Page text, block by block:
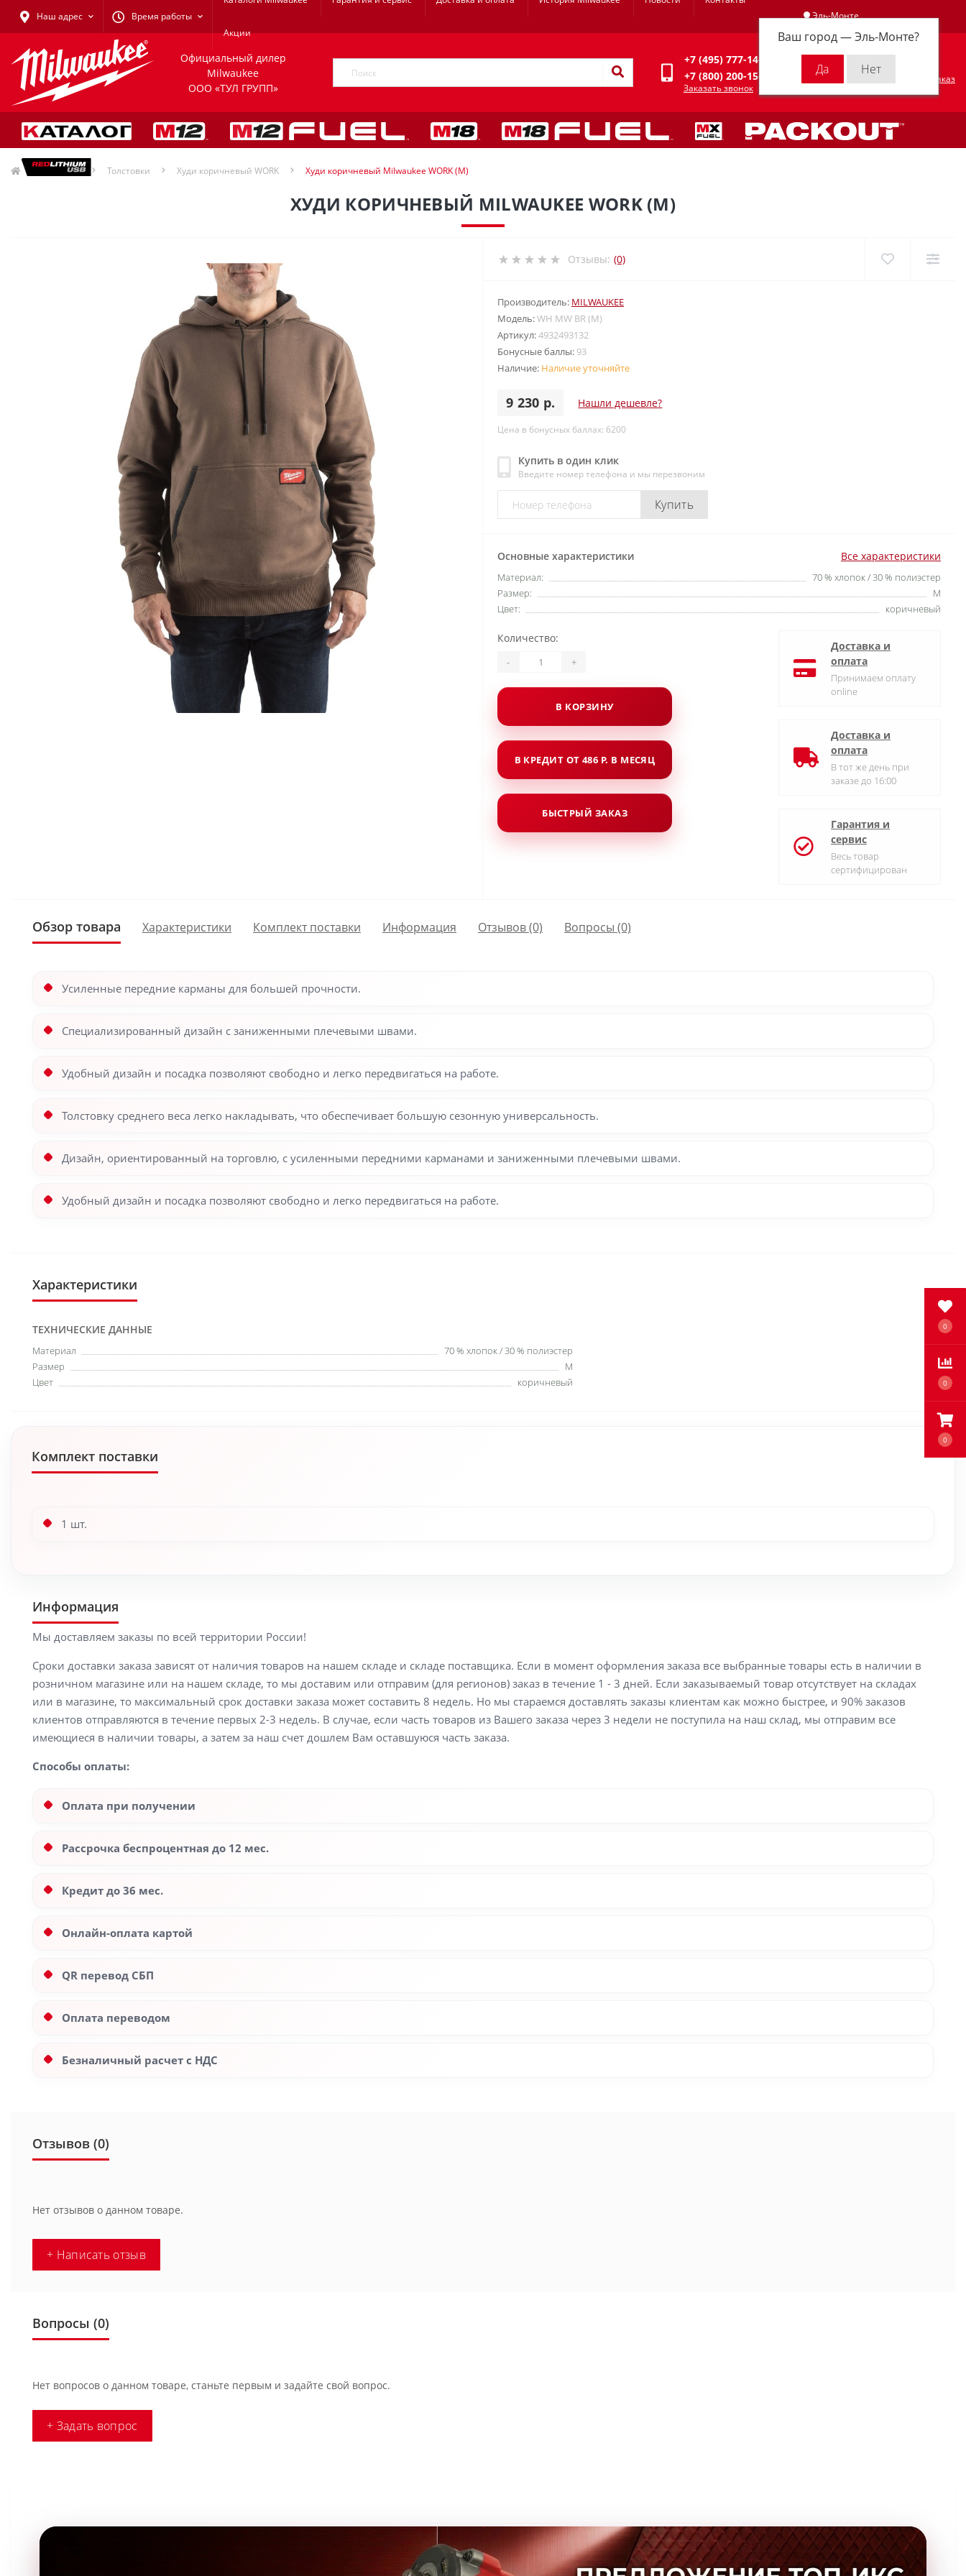
0
0
0
Наш адрес Время работы
Акции
Эль-Монте
Ваш город —Эль-Монте?
Личный кабинет
Официальный дилер
Milwaukee
ООО «ТУЛ ГРУПП»
+7 (495) 777-14-94
+7 (800) 200-15-94
Заказать звонок
Оформить заказ
Одежда Толстовки Худи коричневый WORK Худи коричневый Milwaukee WORK (M)
ХУДИ КОРИЧНЕВЫЙ MILWAUKEE WORK (M)
Отзывы: (0)
Производитель: MILWAUKEE
Модель:WH MW BR (M)
Артикул:4932493132
Бонусные баллы: 93
Наличие: Наличие уточняйте
9 230 р. Нашли дешевле?
Цена в бонусных баллах: 6200
Купить в один клик
Введите номер телефона и мы перезвоним
Купить
Основные характеристики Все характеристики
Материал:
70 % хлопок / 30 % полиэстер
Размер:
M
Цвет:
коричневый
Количество:
- +
В КОРЗИНУ
В КРЕДИТ ОТ 486 Р. В МЕСЯЦ
БЫСТРЫЙ ЗАКАЗ
Доставка и
оплата
Принимаем оплату
online
Доставка и
оплата
В тот же день при
заказе до 16:00
Гарантия и
сервис
Весь товар
сертифицирован
Обзор товара Характеристики Комплект поставки Информация Отзывов (0) Вопросы (0)
Усиленные передние карманы для большей прочности.
Специализированный дизайн с заниженными плечевыми швами.
Удобный дизайн и посадка позволяют свободно и легко передвигаться на работе.
Толстовку среднего веса легко накладывать, что обеспечивает большую сезонную универсальность.
Дизайн, ориентированный на торговлю, с усиленными передними карманами и заниженными плечевыми швами.
Удобный дизайн и посадка позволяют свободно и легко передвигаться на работе.
Характеристики
ТЕХНИЧЕСКИЕ ДАННЫЕ
Материал
70 % хлопок / 30 % полиэстер
Размер
M
Цвет
коричневый
Комплект поставки
1 шт.
Информация
Мы доставляем заказы по всей территории России!
Сроки доставки заказа зависят от наличия товаров на нашем складе и складе поставщика. Если в момент оформления заказа все выбранные товары есть в наличии в
розничном магазине или на нашем складе, то мы доставим или отправим (для регионов) заказ в течение 1 - 3 дней. Если заказываемый товар отсутствует на складах
или в магазине, то максимальный срок доставки заказа может составить 8 недель. Но мы стараемся доставлять заказы клиентам как можно быстрее, и 90% заказов
клиентов отправляются в течение первых 2-3 недель. В случае, если часть товаров из Вашего заказа через 3 недели не поступила на наш склад, мы отправим все
имеющиеся в наличии товары, а затем за наш счет дошлем Вам оставшуюся часть заказа.
Способы оплаты:
Оплата при получении
Рассрочка беспроцентная до 12 мес.
Кредит до 36 мес.
Онлайн-оплата картой
QR перевод СБП
Оплата переводом
Безналичный расчет с НДС
Отзывов (0)
Нет отзывов о данном товаре.
+ Написать отзыв
Вопросы (0)
Нет вопросов о данном товаре, станьте первым и задайте свой вопрос.
+ Задать вопрос